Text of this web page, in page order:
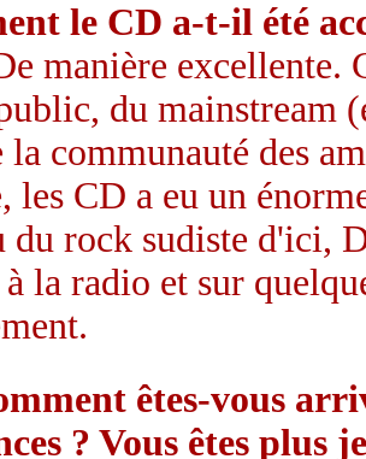
le CD a-t-il été
manière excellente.
du mainstream
la communauté des
les CD a eu un
du rock sudiste d'ici,
la radio et sur
êtes-vous
? Vous êtes plus